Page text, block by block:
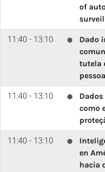
of
11:40 - 13:10
Dado
tutela
11:40 - 13:10
como
11:40 - 13:10
en
hacia